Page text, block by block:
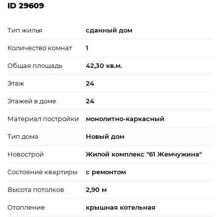
ID 29609
Тип жилья сданный дом
Количество комнат 1
Общая площадь 42,30 кв.м.
Этаж 24
Этажей в доме 24
Материал постройки монолитно-каркасный
Тип дома Новый дом
Новострой Жилой комплекс "61 Жемчужина"
Состояние квартиры с ремонтом
Высота потолков 2,90 м
Отопление крышная котельная